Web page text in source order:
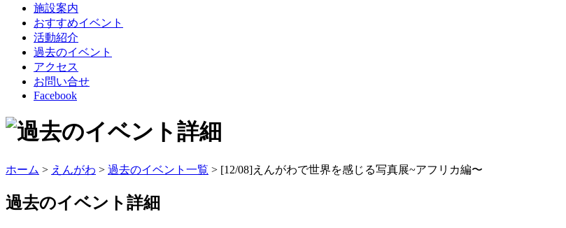
施設案内
おすすめイベント
活動紹介
過去のイベント
アクセス
お問い合せ
Facebook
ホーム > えんがわ > 過去のイベント一覧 > [12/08]えんがわで世界を感じる写真展~アフリカ編〜
過去のイベント詳細